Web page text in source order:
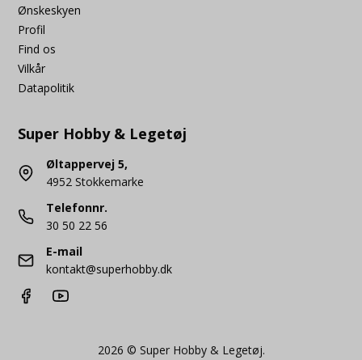
Ønskeskyen
Profil
Find os
Vilkår
Datapolitik
Super Hobby & Legetøj
Øltappervej 5,
4952 Stokkemarke
Telefonnr.
30 50 22 56
E-mail
kontakt@superhobby.dk
2026 © Super Hobby & Legetøj.